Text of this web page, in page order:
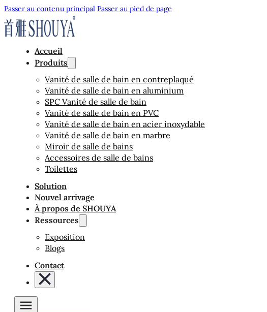
Passer au contenu principal Passer au pied de page
Accueil
Produits
Vanité de salle de bain en contreplaqué
Vanité de salle de bain en aluminium
SPC Vanité de salle de bain
Vanité de salle de bain en PVC
Vanité de salle de bain en acier inoxydable
Vanité de salle de bain en marbre
Miroir de salle de bains
Accessoires de salle de bains
Toilettes
Solution
Nouvel arrivage
À propos de SHOUYA
Ressources
Exposition
Blogs
Contact